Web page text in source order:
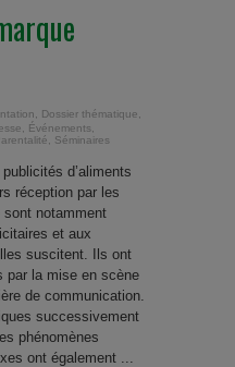
Dossier thématique
Événements
Séminaires
d’aliments
réception par les
notamment
et aux
suscitent. Ils ont
par la mise en scène
de communication.
successivement
phénomènes
ont également ...